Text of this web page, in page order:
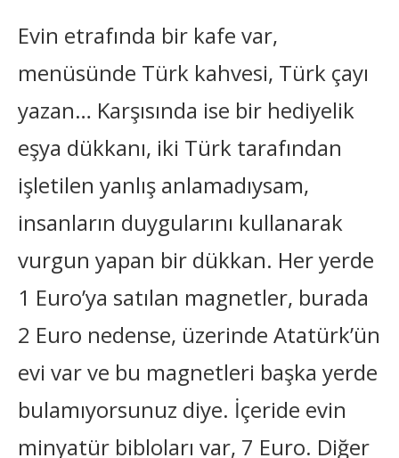
Evin etrafında bir kafe var,
menüsünde Türk kahvesi, Türk çayı
yazan… Karşısında ise bir hediyelik
eşya dükkanı, iki Türk tarafından
işletilen yanlış anlamadıysam,
insanların duygularını kullanarak
vurgun yapan bir dükkan. Her yerde
1 Euro’ya satılan magnetler, burada
2 Euro nedense, üzerinde Atatürk’ün
evi var ve bu magnetleri başka yerde
bulamıyorsunuz diye. İçeride evin
minyatür bibloları var, 7 Euro. Diğer